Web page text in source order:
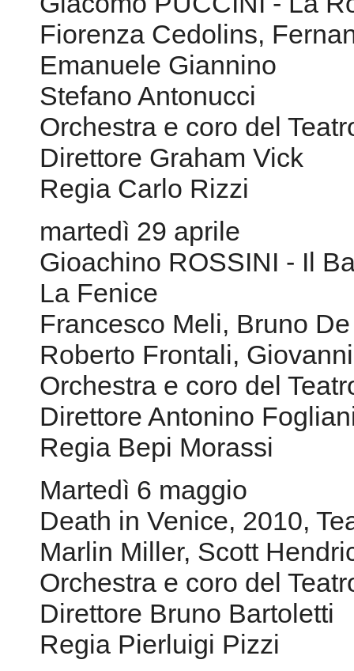
Fiorenza Cedolins,
Emanuele Giannino
Stefano Antonucci
Orchestra e coro del
Direttore Graham Vick
Regia Carlo Rizzi
martedì 29 aprile
Gioachino ROSSINI - Il
La Fenice
Francesco Meli, Bruno
Roberto Frontali,
Orchestra e coro del
Direttore Antonino
Regia Bepi Morassi
Martedì 6 maggio
Death in Venice, 2010,
Marlin Miller, Scott
Orchestra e coro del
Direttore Bruno Bartoletti
Regia Pierluigi Pizzi